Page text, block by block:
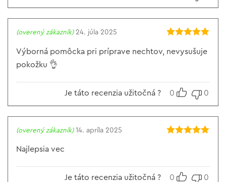
z 5
(overený zákazník) 24. júla 2025
Výborná pomôcka pri príprave nechtov, nevysušuje
pokožku 👌
Je táto recenzia užitočná ? 0 0
(overený zákazník) 14. apríla 2025
Najlepsia vec
Je táto recenzia užitočná ? 0 0